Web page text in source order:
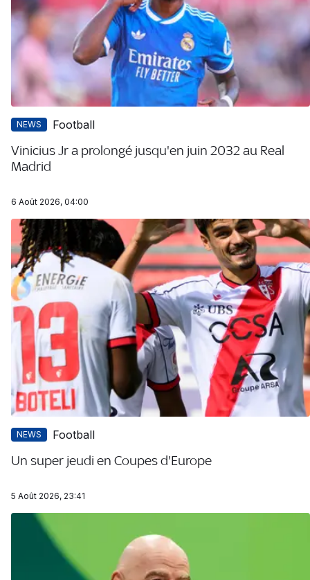
NEWS Football
Vinicius Jr a prolongé jusqu'en juin 2032 au Real
Madrid
6 Août 2026, 04:00
NEWS Football
Un super jeudi en Coupes d'Europe
5 Août 2026, 23:41